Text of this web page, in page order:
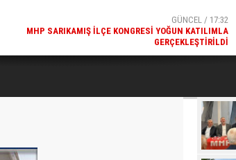
GÜNCEL / 17:08
REKREATIF GEZI TURU, SPORSEVERLERI BIR ARAYA GETIRDI